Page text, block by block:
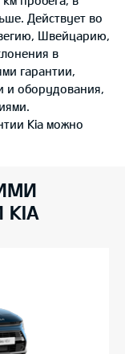
Действует во
Швейцарию,
в
гарантии,
и оборудования,
Kia можно